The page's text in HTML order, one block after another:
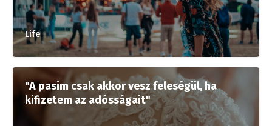
Life
"A pasim csak akkor vesz feleségül, ha
kifizetem az adósságait"